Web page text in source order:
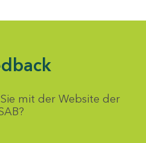
mit der Website der